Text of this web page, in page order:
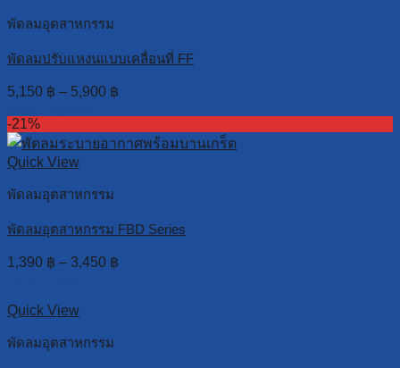
พัดลมอุตสาหกรรม
พัดลมปรับแหงนแบบเคลื่อนที่ FF
5,150 ฿ – 5,900 ฿
-21%
Quick View
พัดลมอุตสาหกรรม
พัดลมอุตสาหกรรม FBD Series
1,390 ฿ – 3,450 ฿
Quick View
พัดลมอุตสาหกรรม